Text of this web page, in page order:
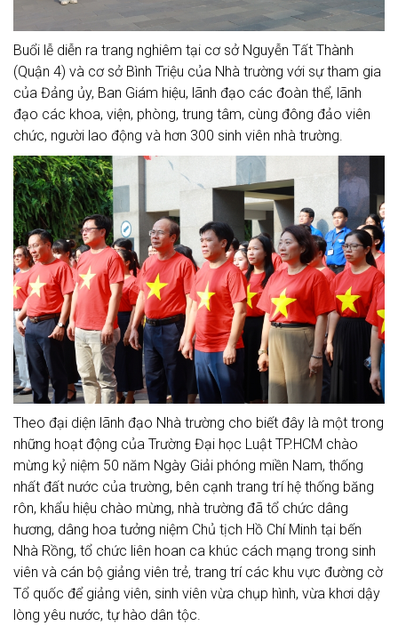
Buổi lễ diễn ra trang nghiêm tại cơ sở Nguyễn Tất Thành
(Quận 4) và cơ sở Bình Triệu của Nhà trường với sự tham gia
của Đảng ủy, Ban Giám hiệu, lãnh đạo các đoàn thể, lãnh
đạo các khoa, viện, phòng, trung tâm, cùng đông đảo viên
chức, người lao động và hơn 300 sinh viên nhà trường.
Theo đại diện lãnh đạo Nhà trường cho biết đây là một trong
những hoạt động của Trường Đại học Luật TP.HCM chào
mừng kỷ niệm 50 năm Ngày Giải phóng miền Nam, thống
nhất đất nước của trường, bên cạnh trang trí hệ thống băng
rôn, khẩu hiệu chào mừng, nhà trường đã tổ chức dâng
hương, dâng hoa tưởng niệm Chủ tịch Hồ Chí Minh tại bến
Nhà Rồng, tổ chức liên hoan ca khúc cách mạng trong sinh
viên và cán bộ giảng viên trẻ, trang trí các khu vực đường cờ
Tổ quốc để giảng viên, sinh viên vừa chụp hình, vừa khơi dậy
lòng yêu nước, tự hào dân tộc.